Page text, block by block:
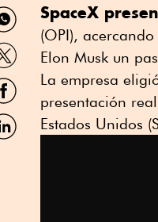
SpaceX
(OPI),
Elon Musk un
La empresa
presentación
Estados Unidos